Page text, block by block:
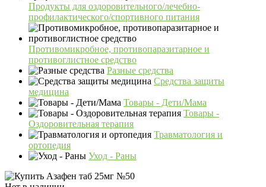
Продукты для оздоровительного/лечебно-
профилактического/спортивного питания
Противомикробное, противопаразитарное и
противоглистное средство
Разные средства
Средства защиты
медицина
Товары - Дети/Мама
Товары -
Оздоровительная терапия
Травматология и
ортопедия
Уход - Раны